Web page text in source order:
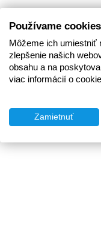
Používame cookies
Môžeme ich umiestniť
zlepšenie našich
obsahu a na
viac informácií o
Zamietnuť